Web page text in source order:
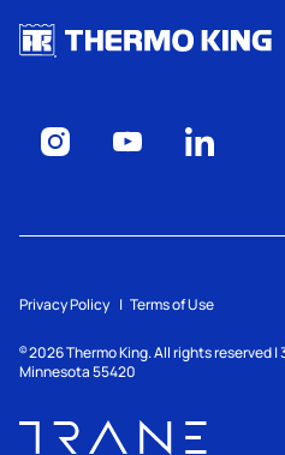
Privacy Policy Terms of Use
© 2026Thermo King. All rights reserved
Minnesota 55420